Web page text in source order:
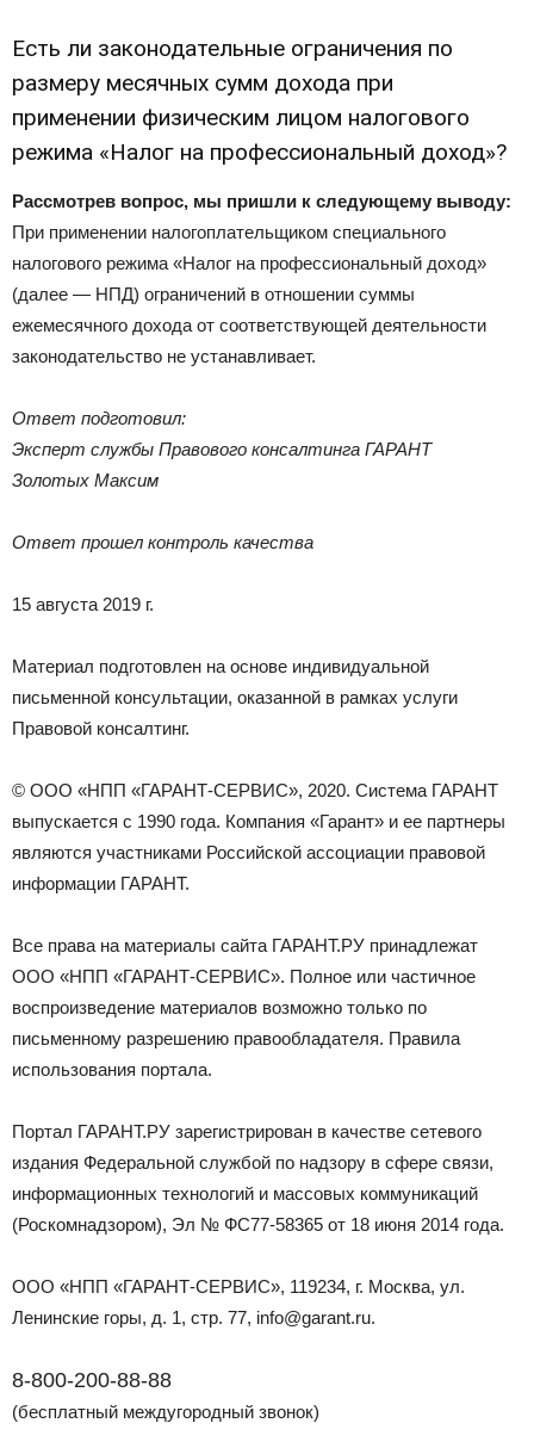
Есть ли законодательные ограничения по
размеру месячных сумм дохода при
применении физическим лицом налогового
режима «Налог на профессиональный доход»?
Рассмотрев вопрос, мы пришли к следующему выводу:
При применении налогоплательщиком специального
налогового режима «Налог на профессиональный доход»
(далее — НПД) ограничений в отношении суммы
ежемесячного дохода от соответствующей деятельности
законодательство не устанавливает.
Ответ подготовил:
Эксперт службы Правового консалтинга ГАРАНТ
Золотых Максим
Ответ прошел контроль качества
15 августа 2019 г.
Материал подготовлен на основе индивидуальной
письменной консультации, оказанной в рамках услуги
Правовой консалтинг.
© ООО «НПП «ГАРАНТ-СЕРВИС», 2020. Система ГАРАНТ
выпускается с 1990 года. Компания «Гарант» и ее партнеры
являются участниками Российской ассоциации правовой
информации ГАРАНТ.
Все права на материалы сайта ГАРАНТ.РУ принадлежат
ООО «НПП «ГАРАНТ-СЕРВИС». Полное или частичное
воспроизведение материалов возможно только по
письменному разрешению правообладателя. Правила
использования портала.
Портал ГАРАНТ.РУ зарегистрирован в качестве сетевого
издания Федеральной службой по надзору в сфере связи,
информационных технологий и массовых коммуникаций
(Роскомнадзором), Эл № ФС77-58365 от 18 июня 2014 года.
ООО «НПП «ГАРАНТ-СЕРВИС», 119234, г. Москва, ул.
Ленинские горы, д. 1, стр. 77, info@garant.ru.
8-800-200-88-88
(бесплатный междугородный звонок)